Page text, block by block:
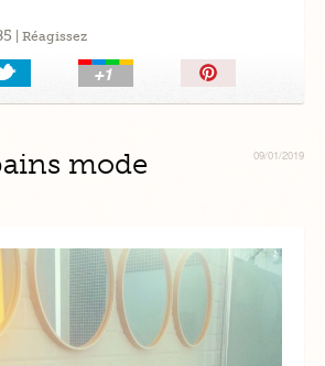
| Réagissez
Épingler!
09/01/2019
mode